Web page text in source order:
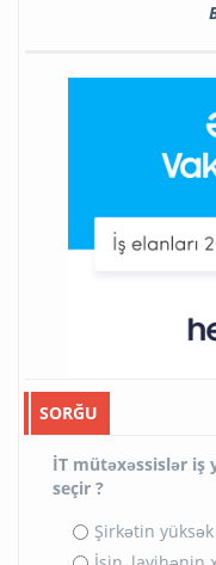
SORĞU
İT mütəxəssislər iş
seçir ?
Şirkətin